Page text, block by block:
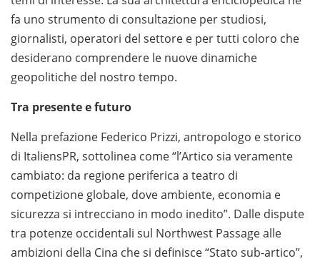
fa uno strumento di consultazione per studiosi,
giornalisti, operatori del settore e per tutti coloro che
desiderano comprendere le nuove dinamiche
geopolitiche del nostro tempo.
Tra presente e futuro
Nella prefazione Federico Prizzi, antropologo e storico
di ItaliensPR, sottolinea come “l’Artico sia veramente
cambiato: da regione periferica a teatro di
competizione globale, dove ambiente, economia e
sicurezza si intrecciano in modo inedito”. Dalle dispute
tra potenze occidentali sul Northwest Passage alle
ambizioni della Cina che si definisce “Stato sub-artico”,